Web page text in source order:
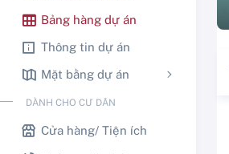
Bảng hàng dự án
Thông tin dự án
Mặt bằng dự án
DÀNH CHO CƯ DÂN
Cửa hàng/ Tiện ích